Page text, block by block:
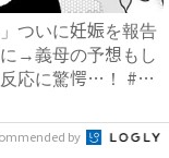
ついに妊娠を報告
→義母の予想もし
応に驚愕…！ #
by